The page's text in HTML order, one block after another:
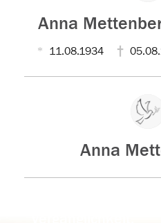
Anna
11.08.1934
Anna